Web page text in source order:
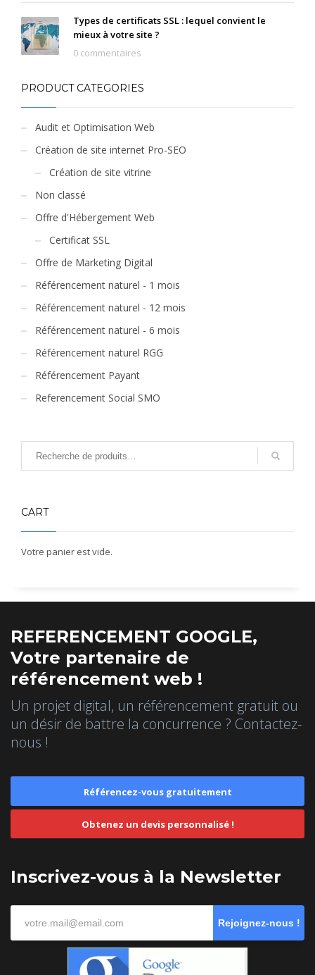
Types de certificats SSL : lequel convient le
mieux à votre site ?
0 commentaires
PRODUCT CATEGORIES
Audit et Optimisation Web
Création de site internet Pro-SEO
Création de site vitrine
Non classé
Offre d'Hébergement Web
Certificat SSL
Offre de Marketing Digital
Référencement naturel - 1 mois
Référencement naturel - 12 mois
Référencement naturel - 6 mois
Référencement naturel RGG
Référencement Payant
Referencement Social SMO
CART
Votre panier est vide.
REFERENCEMENT GOOGLE,
Votre partenaire de
référencement web !
Un projet digital, un référencement gratuit ou
un désir de battre la concurrence ? Contactez-
nous !
Référencez-vous gratuitement
Obtenez un devis personnalisé !
Inscrivez-vous à la Newsletter
Rejoignez-nous !